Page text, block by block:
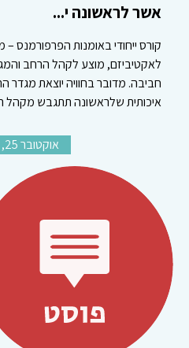
אשר לראשונה י...
קורס ייחודי באומנות הפרפורמנס
לאקטיביזם, מוצע לקהל הרחב
חביבה. מדובר בחוויה יוצאת מגדר
איכותית שלראשונה תתגבש מקהל
אוקטובר 25, 2016